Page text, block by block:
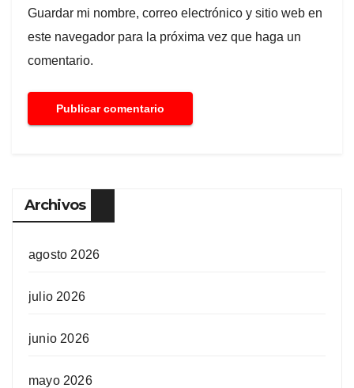
Guardar mi nombre, correo electrónico y sitio web en
este navegador para la próxima vez que haga un
comentario.
Archivos
agosto 2026
julio 2026
junio 2026
mayo 2026